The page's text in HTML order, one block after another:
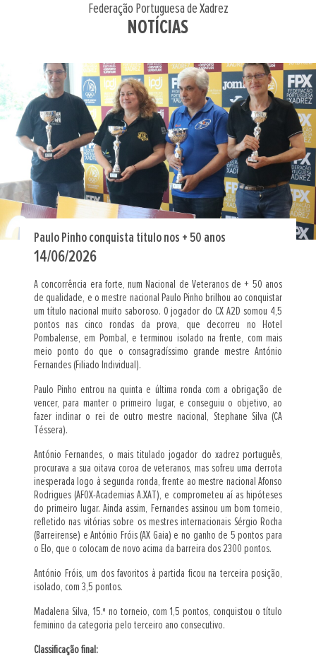
Federação Portuguesa de Xadrez
NOTÍCIAS
Paulo Pinho conquista título nos + 50 anos
14/06/2026
A concorrência era forte, num Nacional de Veteranos de + 50 anos
de qualidade, e o mestre nacional Paulo Pinho brilhou ao conquistar
um título nacional muito saboroso. O jogador do CX A2D somou 4,5
pontos nas cinco rondas da prova, que decorreu no Hotel
Pombalense, em Pombal, e terminou isolado na frente, com mais
meio ponto do que o consagradíssimo grande mestre António
Fernandes (Filiado Individual).
Paulo Pinho entrou na quinta e última ronda com a obrigação de
vencer, para manter o primeiro lugar, e conseguiu o objetivo, ao
fazer inclinar o rei de outro mestre nacional, Stephane Silva (CA
Téssera).
António Fernandes, o mais titulado jogador do xadrez português,
procurava a sua oitava coroa de veteranos, mas sofreu uma derrota
inesperada logo à segunda ronda, frente ao mestre nacional Afonso
Rodrigues (AFOX-Academias A.XAT), e comprometeu aí as hipóteses
do primeiro lugar. Ainda assim, Fernandes assinou um bom torneio,
refletido nas vitórias sobre os mestres internacionais Sérgio Rocha
(Barreirense) e António Fróis (AX Gaia) e no ganho de 5 pontos para
o Elo, que o colocam de novo acima da barreira dos 2300 pontos.
António Fróis, um dos favoritos à partida ficou na terceira posição,
isolado, com 3,5 pontos.
Madalena Silva, 15.ª no torneio, com 1,5 pontos, conquistou o título
feminino da categoria pelo terceiro ano consecutivo.
Classificação final: